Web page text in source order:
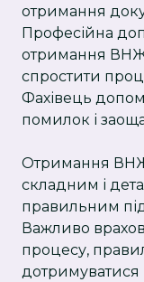
отримання
Професійна
отримання ВНЖ
спростити
Фахівець
помилок і
Отримання
складним і
правильним
Важливо
процесу,
дотримуватися